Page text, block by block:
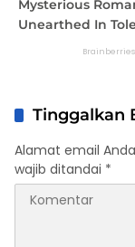
Tinggalkan
Alamat email
wajib ditandai *